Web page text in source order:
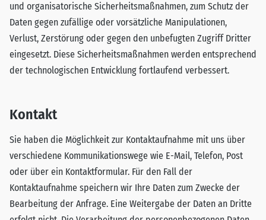
und organisatorische Sicherheitsmaßnahmen, zum Schutz der
Daten gegen zufällige oder vorsätzliche Manipulationen,
Verlust, Zerstörung oder gegen den unbefugten Zugriff Dritter
eingesetzt. Diese Sicherheitsmaßnahmen werden entsprechend
der technologischen Entwicklung fortlaufend verbessert.
Kontakt
Sie haben die Möglichkeit zur Kontaktaufnahme mit uns über
verschiedene Kommunikationswege wie E-Mail, Telefon, Post
oder über ein Kontaktformular. Für den Fall der
Kontaktaufnahme speichern wir Ihre Daten zum Zwecke der
Bearbeitung der Anfrage. Eine Weitergabe der Daten an Dritte